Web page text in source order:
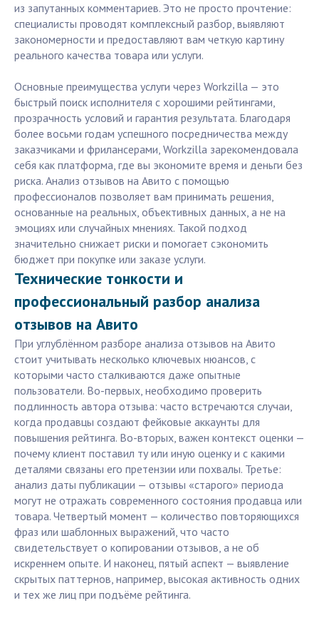
из запутанных комментариев. Это не просто прочтение:
специалисты проводят комплексный разбор, выявляют
закономерности и предоставляют вам четкую картину
реального качества товара или услуги.
Основные преимущества услуги через Workzilla — это
быстрый поиск исполнителя с хорошими рейтингами,
прозрачность условий и гарантия результата. Благодаря
более восьми годам успешного посредничества между
заказчиками и фрилансерами, Workzilla зарекомендовала
себя как платформа, где вы экономите время и деньги без
риска. Анализ отзывов на Авито с помощью
профессионалов позволяет вам принимать решения,
основанные на реальных, объективных данных, а не на
эмоциях или случайных мнениях. Такой подход
значительно снижает риски и помогает сэкономить
бюджет при покупке или заказе услуги.
Технические тонкости и
профессиональный разбор анализа
отзывов на Авито
При углублённом разборе анализа отзывов на Авито
стоит учитывать несколько ключевых нюансов, с
которыми часто сталкиваются даже опытные
пользователи. Во-первых, необходимо проверить
подлинность автора отзыва: часто встречаются случаи,
когда продавцы создают фейковые аккаунты для
повышения рейтинга. Во-вторых, важен контекст оценки —
почему клиент поставил ту или иную оценку и с какими
деталями связаны его претензии или похвалы. Третье:
анализ даты публикации — отзывы «старого» периода
могут не отражать современного состояния продавца или
товара. Четвертый момент — количество повторяющихся
фраз или шаблонных выражений, что часто
свидетельствует о копировании отзывов, а не об
искреннем опыте. И наконец, пятый аспект — выявление
скрытых паттернов, например, высокая активность одних
и тех же лиц при подъёме рейтинга.